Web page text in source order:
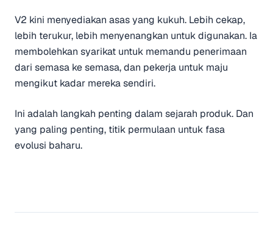
V2 kini menyediakan asas yang kukuh. Lebih cekap,
lebih terukur, lebih menyenangkan untuk digunakan. Ia
membolehkan syarikat untuk memandu penerimaan
dari semasa ke semasa, dan pekerja untuk maju
mengikut kadar mereka sendiri.
Ini adalah langkah penting dalam sejarah produk. Dan
yang paling penting, titik permulaan untuk fasa
evolusi baharu.